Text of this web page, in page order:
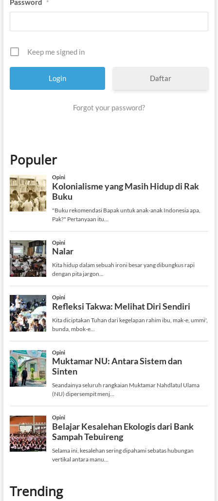
Password *
Keep me signed in
Daftar
Forgot your password?
Populer
Trending